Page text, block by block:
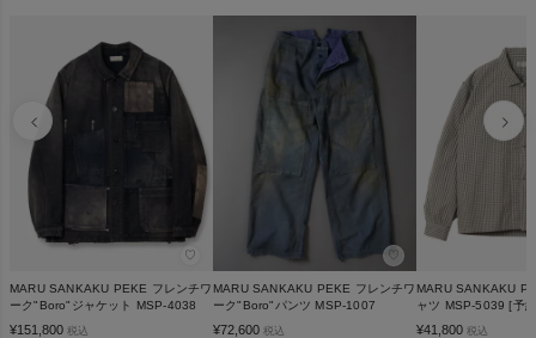
♡
MARU SANKAKU PEKE フレンチワ
ーク"Boro"ジャケット MSP-4038
¥151,800 税込
♡
MARU SANKAKU PEKE フレンチワ
ーク"Boro"パンツ MSP-1007
¥72,600 税込
MARU SANKAKU
ャツ MSP-5039 [予
¥41,800 税込